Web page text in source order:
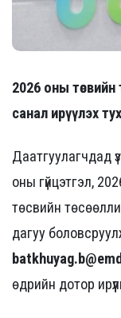
2026 оны төсвийн
санал ирүүлэх
Даатгуулагчдад
оны гүйцэтгэл,
төсвийн
дагуу
өдрийн дотор